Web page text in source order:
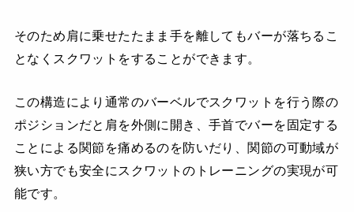
そのため肩に乗せたたまま手を離してもバーが落ちるこ
となくスクワットをすることができます。
この構造により通常のバーベルでスクワットを行う際の
ポジションだと肩を外側に開き、手首でバーを固定する
ことによる関節を痛めるのを防いだり、関節の可動域が
狭い方でも安全にスクワットのトレーニングの実現が可
能です。